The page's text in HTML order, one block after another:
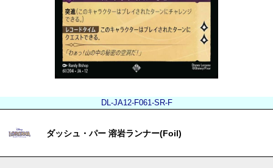
DL-JA12-F061-SR-F
ダッシュ・パー 溶岩ランナー(Foil)